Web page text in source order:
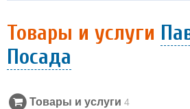
Товары и услуги
Посада
Товары и услуги 4